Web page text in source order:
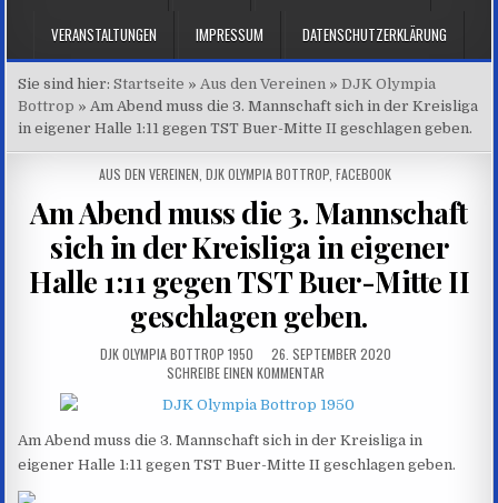
VERANSTALTUNGEN IMPRESSUM DATENSCHUTZERKLÄRUNG
Sie sind hier:Startseite »Aus den Vereinen »DJK Olympia
Bottrop »Am Abend muss die 3. Mannschaft sich in der Kreisliga
in eigener Halle 1:11 gegen TST Buer-Mitte II geschlagen geben.
EINSORTIERT
AUS DEN VEREINEN DJK OLYMPIA BOTTROP FACEBOOK
Am Abend muss die 3. Mannschaft
sich in der Kreisliga in eigener
Halle 1:11 gegen TST Buer-Mitte II
geschlagen geben.
AUTOR:
DJK OLYMPIA BOTTROP 1950
PUBLISHED
DATE:
26. SEPTEMBER 2020
SCHREIBE EINEN KOMMENTARZU
ABEND
DIE
3.
Am Abend muss die 3. Mannschaft sich in der Kreisliga in
eigener Halle 1:11 gegen TST Buer-Mitte II geschlagen geben.